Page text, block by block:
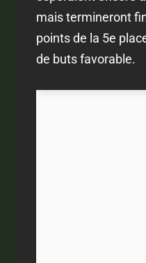
mais termineront
points de la 5e
de buts favorable.